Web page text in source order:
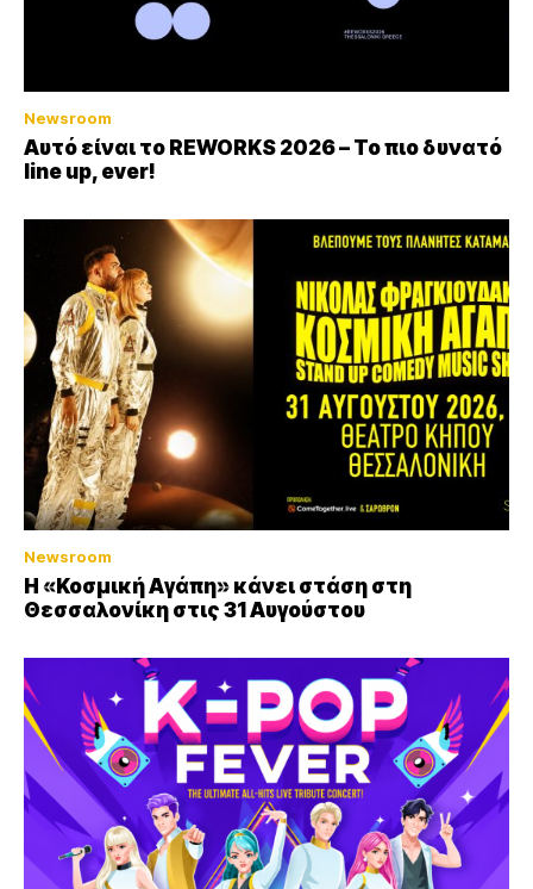
Newsroom
Αυτό είναι το REWORKS 2026 – Το πιο δυνατό
line up, ever!
Newsroom
Η «Κοσμική Αγάπη» κάνει στάση στη
Θεσσαλονίκη στις 31 Αυγούστου